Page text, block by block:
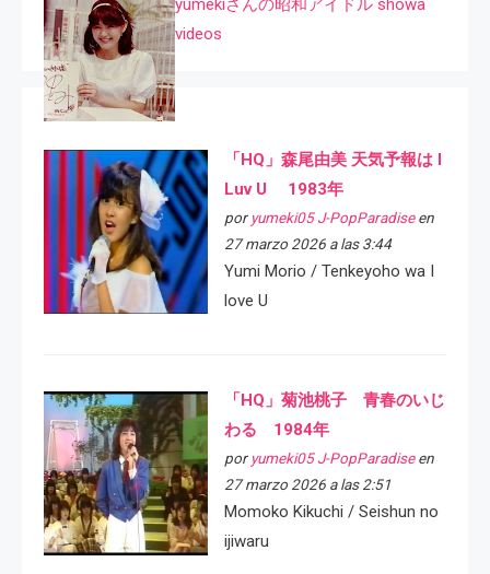
yumekiさんの昭和アイドル showa
videos
「HQ」森尾由美 天気予報は I
Luv U 1983年
por yumeki05 J-PopParadiseen
27 marzo 2026 a las 3:44
Yumi Morio / Tenkeyoho wa I
love U
「HQ」菊池桃子 青春のいじ
わる 1984年
por yumeki05 J-PopParadiseen
27 marzo 2026 a las 2:51
Momoko Kikuchi / Seishun no
ijiwaru